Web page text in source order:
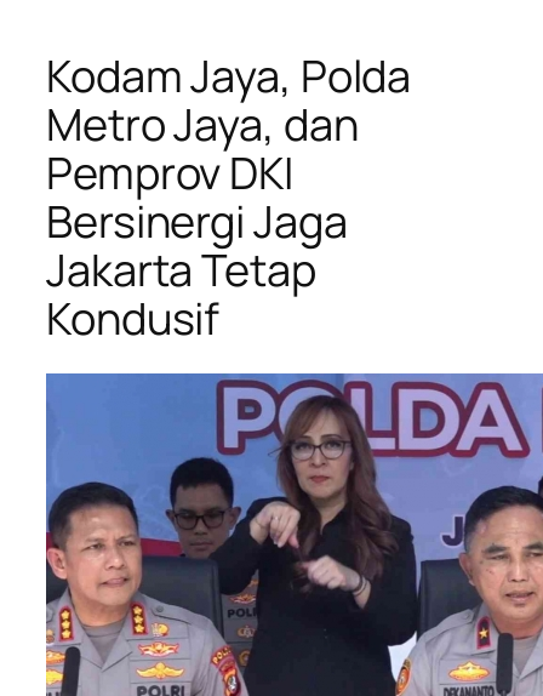
Kodam Jaya, Polda
Metro Jaya, dan
Pemprov DKI
Bersinergi Jaga
Jakarta Tetap
Kondusif